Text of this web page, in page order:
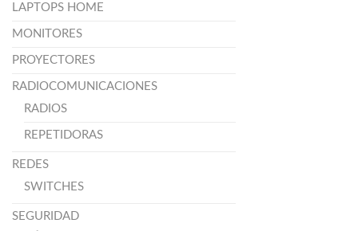
LAPTOPS HOME
MONITORES
PROYECTORES
RADIOCOMUNICACIONES
RADIOS
REPETIDORAS
REDES
SWITCHES
SEGURIDAD